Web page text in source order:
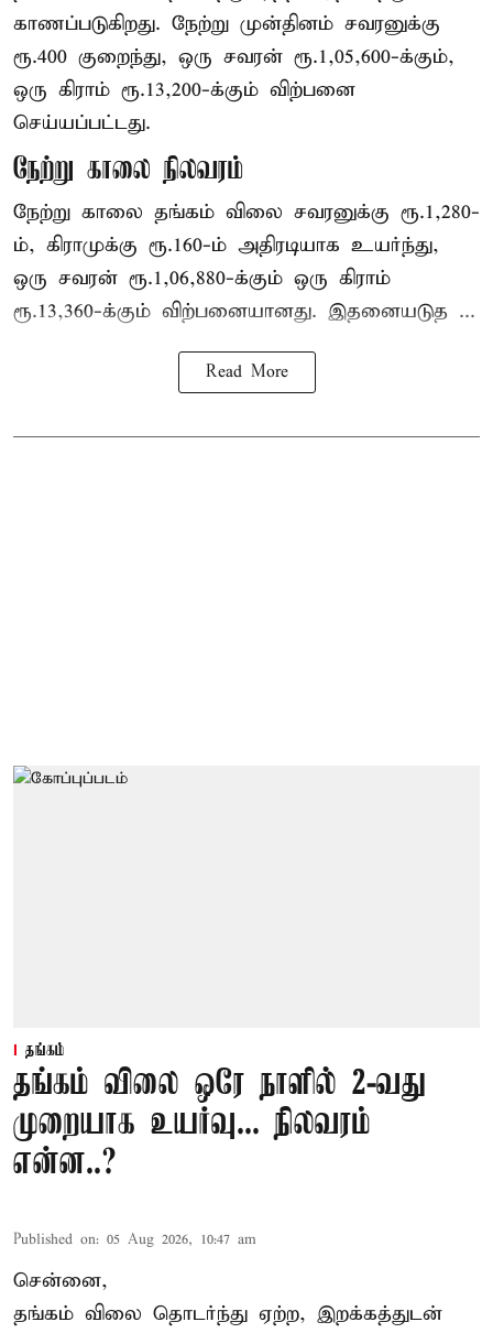
காணப்படுகிறது. நேற்று முன்தினம் சவரனுக்கு
ரூ.400 குறைந்து, ஒரு சவரன் ரூ.1,05,600-க்கும்,
ஒரு கிராம் ரூ.13,200-க்கும் விற்பனை
செய்யப்பட்டது.
நேற்று காலை நிலவரம்
நேற்று காலை தங்கம் விலை சவரனுக்கு ரூ.1,280-
ம், கிராமுக்கு ரூ.160-ம் அதிரடியாக உயர்ந்து,
ஒரு சவரன் ரூ.1,06,880-க்கும் ஒரு கிராம்
ரூ.13,360-க்கும் விற்பனையானது. இதனையடுத ...
Read More
தங்கம்
தங்கம் விலை ஒரே நாளில் 2-வது
முறையாக உயர்வு... நிலவரம்
என்ன..?
Published on: 05 Aug 2026, 10:47 am
சென்னை,
தங்கம் விலை தொடர்ந்து ஏற்ற, இறக்கத்துடன்